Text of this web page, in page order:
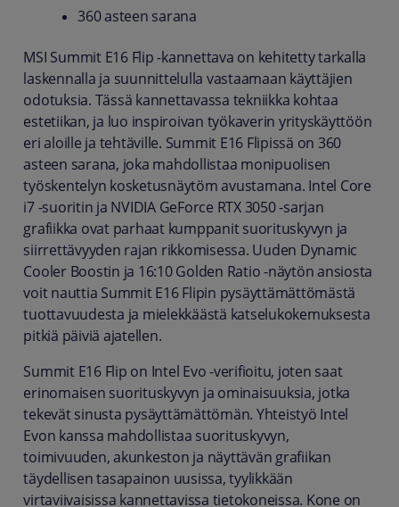
360 asteen sarana
MSI Summit E16 Flip -kannettava on kehitetty tarkalla
laskennalla ja suunnittelulla vastaamaan käyttäjien
odotuksia. Tässä kannettavassa tekniikka kohtaa
estetiikan, ja luo inspiroivan työkaverin yrityskäyttöön
eri aloille ja tehtäville. Summit E16 Flipissä on 360
asteen sarana, joka mahdollistaa monipuolisen
työskentelyn kosketusnäytöm avustamana. Intel Core
i7 -suoritin ja NVIDIA GeForce RTX 3050 -sarjan
grafiikka ovat parhaat kumppanit suorituskyvyn ja
siirrettävyyden rajan rikkomisessa. Uuden Dynamic
Cooler Boostin ja 16:10 Golden Ratio -näytön ansiosta
voit nauttia Summit E16 Flipin pysäyttämättömästä
tuottavuudesta ja mielekkäästä katselukokemuksesta
pitkiä päiviä ajatellen.
Summit E16 Flip on Intel Evo -verifioitu, joten saat
erinomaisen suorituskyvyn ja ominaisuuksia, jotka
tekevät sinusta pysäyttämättömän. Yhteistyö Intel
Evon kanssa mahdollistaa suorituskyvyn,
toimivuuden, akunkeston ja näyttävän grafiikan
täydellisen tasapainon uusissa, tyylikkään
virtaviivaisissa kannettavissa tietokoneissa. Kone on